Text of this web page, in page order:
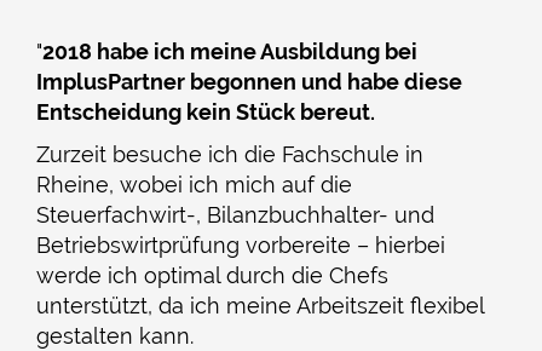
"2018 habe ich meine Ausbildung bei
ImplusPartner begonnen und habe diese
Entscheidung kein Stück bereut.
Zurzeit besuche ich die Fachschule in
Rheine, wobei ich mich auf die
Steuerfachwirt-, Bilanzbuchhalter- und
Betriebswirtprüfung vorbereite – hierbei
werde ich optimal durch die Chefs
unterstützt, da ich meine Arbeitszeit flexibel
gestalten kann.